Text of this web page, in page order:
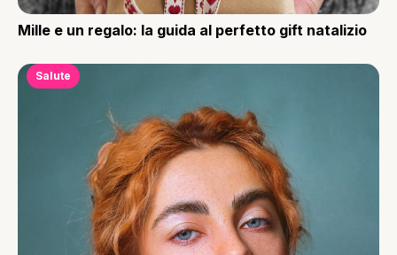
Mille e un regalo: la guida al perfetto gift natalizio
Salute